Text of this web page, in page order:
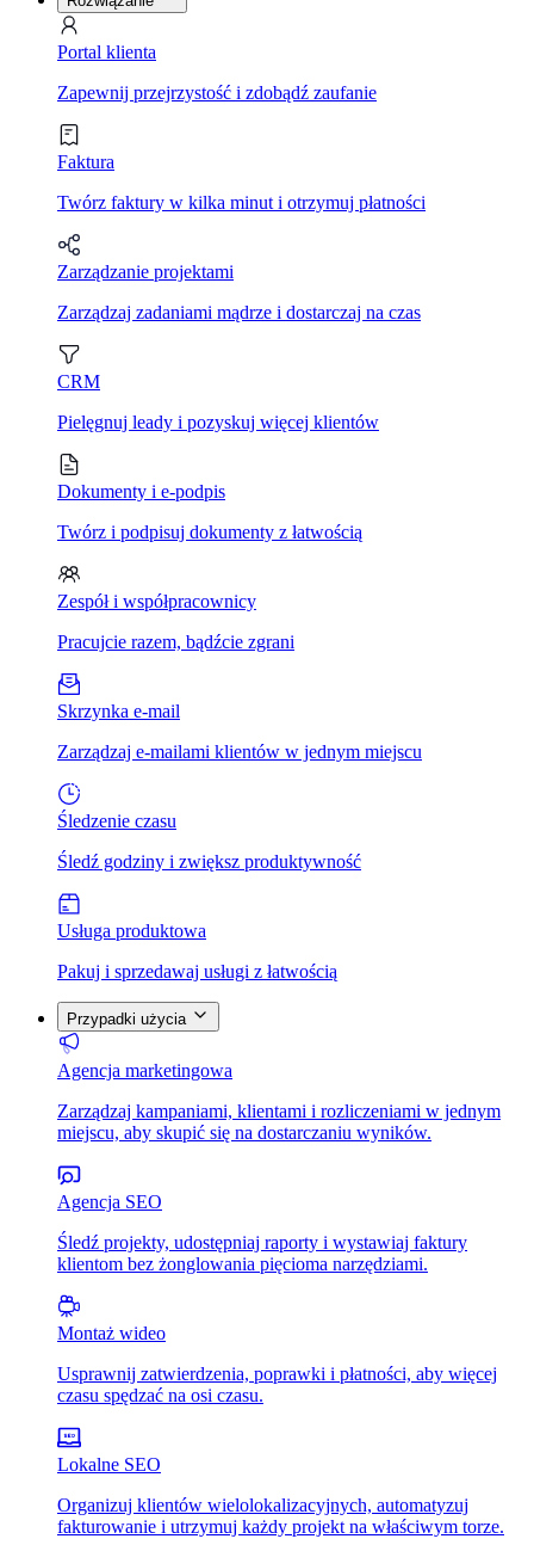
Portal klienta
Zapewnij przejrzystość i zdobądź zaufanie
Faktura
Twórz faktury w kilka minut i otrzymuj płatności
Zarządzanie projektami
Zarządzaj zadaniami mądrze i dostarczaj na czas
CRM
Pielęgnuj leady i pozyskuj więcej klientów
Dokumenty i e-podpis
Twórz i podpisuj dokumenty z łatwością
Zespół i współpracownicy
Pracujcie razem, bądźcie zgrani
Skrzynka e-mail
Zarządzaj e-mailami klientów w jednym miejscu
Śledzenie czasu
Śledź godziny i zwiększ produktywność
Usługa produktowa
Pakuj i sprzedawaj usługi z łatwością
Przypadki użycia
Agencja marketingowa
Zarządzaj kampaniami, klientami i rozliczeniami w jednym
miejscu, aby skupić się na dostarczaniu wyników.
Agencja SEO
Śledź projekty, udostępniaj raporty i wystawiaj faktury
klientom bez żonglowania pięcioma narzędziami.
Montaż wideo
Usprawnij zatwierdzenia, poprawki i płatności, aby więcej
czasu spędzać na osi czasu.
Lokalne SEO
Organizuj klientów wielolokalizacyjnych, automatyzuj
fakturowanie i utrzymuj każdy projekt na właściwym torze.